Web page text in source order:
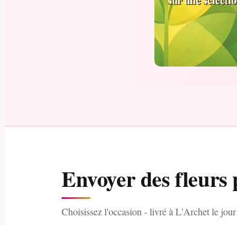
Envoyer des
Choisissez l'occasion - livré à L'Archet le